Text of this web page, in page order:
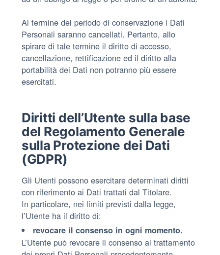
Al termine del periodo di conservazione i Dati
Personali saranno cancellati. Pertanto, allo
spirare di tale termine il diritto di accesso,
cancellazione, rettificazione ed il diritto alla
portabilità dei Dati non potranno più essere
esercitati.
Diritti dell’Utente sulla base
del Regolamento Generale
sulla Protezione dei Dati
(GDPR)
Gli Utenti possono esercitare determinati diritti
con riferimento ai Dati trattati dal Titolare.
In particolare, nei limiti previsti dalla legge,
l’Utente ha il diritto di:
revocare il consenso in ogni momento.
L’Utente può revocare il consenso al trattamento